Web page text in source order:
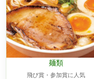
麺類
飛び賞・参加賞に人気